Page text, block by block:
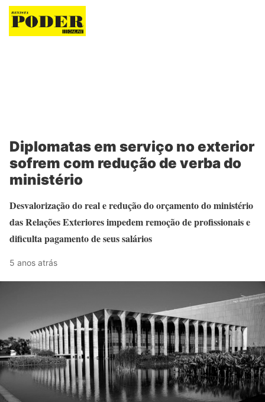
Revista Poder
Diplomatas em serviço no exterior
sofrem com redução de verba do
ministério
Desvalorização do real e redução do orçamento do ministério
das Relações Exteriores impedem remoção de profissionais e
dificulta pagamento de seus salários
5 anos atrás